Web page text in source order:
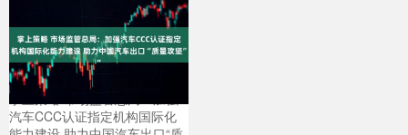
掌上策略 市场监管总局：加强
汽车CCC认证指定机构国际化